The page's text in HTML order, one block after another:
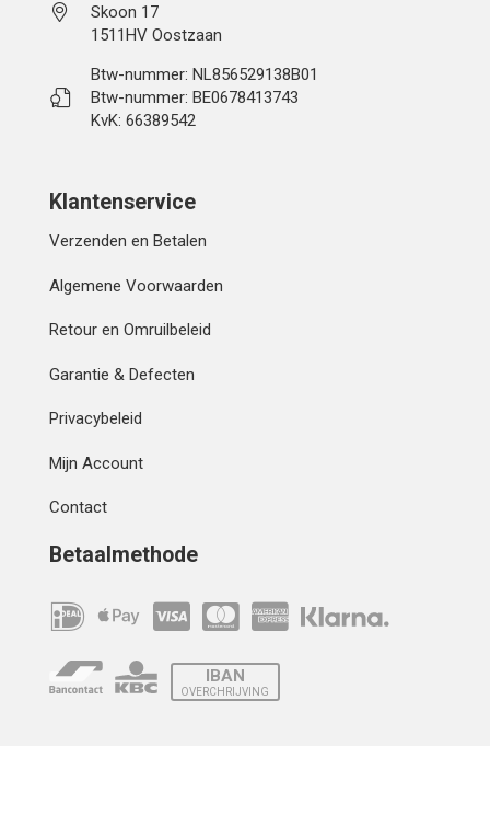
Skoon 17
1511HV Oostzaan
Btw-nummer: NL856529138B01
Btw-nummer: BE0678413743
KvK: 66389542
Klantenservice
Verzenden en Betalen
Algemene Voorwaarden
Retour en Omruilbeleid
Garantie & Defecten
Privacybeleid
Mijn Account
Contact
Betaalmethode
IBAN
OVERCHRIJVING